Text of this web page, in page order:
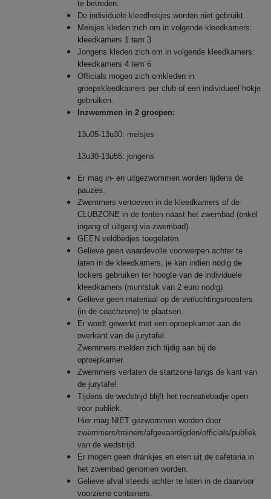
te betreden.
De individuele kleedhokjes worden niet gebruikt.
Meisjes kleden zich om in volgende kleedkamers:
kleedkamers 1 tem 3
Jongens kleden zich om in volgende kleedkamers:
kleedkamers 4 tem 6
Officials mogen zich omkleden in
groepskleedkamers per club of een individueel hokje
gebruiken.
Inzwemmen in 2 groepen:
13u05-13u30: meisjes
13u30-13u55: jongens
Er mag in- en uitgezwommen worden tijdens de
pauzes.
Zwemmers vertoeven in de kleedkamers of de
CLUBZONE in de tenten naast het zwembad (enkel
ingang of uitgang via zwembad).
GEEN veldbedjes toegelaten.
Gelieve geen waardevolle voorwerpen achter te
laten in de kleedkamers, je kan indien nodig de
lockers gebruiken ter hoogte van de individuele
kleedkamers (muntstuk van 2 euro nodig).
Gelieve geen materiaal op de verluchtingsroosters
(in de coachzone) te plaatsen.
Er wordt gewerkt met een oproepkamer aan de
overkant van de jurytafel.
Zwemmers melden zich tijdig aan bij de
oproepkamer.
Zwemmers verlaten de startzone langs de kant van
de jurytafel.
Tijdens de wedstrijd blijft het recreatiebadje open
voor publiek.
Hier mag NIET gezwommen worden door
zwemmers/trainers/afgevaardigden/officials/publiek
van de wedstrijd.
Er mogen geen drankjes en eten uit de cafetaria in
het zwembad genomen worden.
Gelieve afval steeds achter te laten in de daarvoor
voorziene containers.